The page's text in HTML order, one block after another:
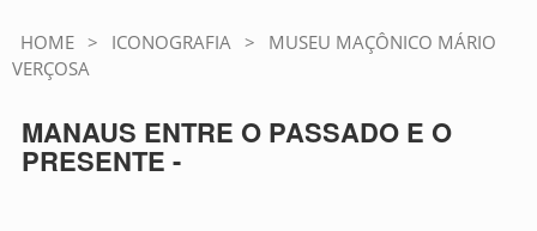
HOME > ICONOGRAFIA >
MUSEU MAÇÔNICO MÁRIO
VERÇOSA
MANAUS ENTRE O PASSADO E O
PRESENTE -